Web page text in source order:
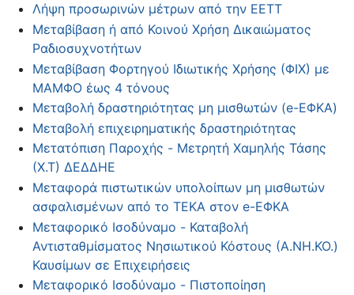
Λήψη προσωρινών μέτρων από την ΕΕΤΤ
Μεταβίβαση ή από Κοινού Χρήση Δικαιώματος
Ραδιοσυχνοτήτων
Μεταβίβαση Φορτηγού Ιδιωτικής Χρήσης (ΦΙΧ) με
ΜΑΜΦΟ έως 4 τόνους
Μεταβολή δραστηριότητας μη μισθωτών (e-ΕΦΚΑ)
Μεταβολή επιχειρηματικής δραστηριότητας
Μετατόπιση Παροχής - Μετρητή Χαμηλής Τάσης
(Χ.Τ) ΔΕΔΔΗΕ
Μεταφορά πιστωτικών υπολοίπων μη μισθωτών
ασφαλισμένων από το ΤΕΚΑ στον e-ΕΦΚΑ
Μεταφορικό Ισοδύναμο - Καταβολή
Αντισταθμίσματος Νησιωτικού Κόστους (Α.ΝΗ.ΚΟ.)
Καυσίμων σε Επιχειρήσεις
Μεταφορικό Ισοδύναμο - Πιστοποίηση